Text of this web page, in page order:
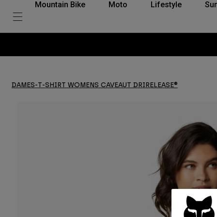
Mountain Bike Moto Lifestyle
DAMES-T-SHIRT WOMENS CAVEAUT DRIRELEASE®